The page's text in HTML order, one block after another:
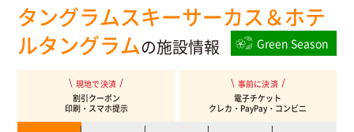
タングラムスキーサーカス＆ホテ
ルタングラムの施設情報 Green Season
現地で決済
割引クーポン
印刷・スマホ提示
事前に決済
電子チケット
クレカ・PayPay・コンビニ